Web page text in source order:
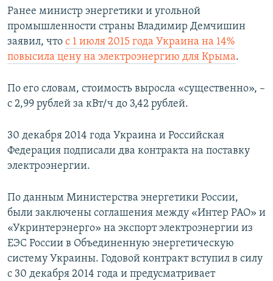
Ранее министр энергетики и угольной
промышленности страны Владимир Демчишин
заявил, что с 1 июля 2015 года Украина на 14%
повысила цену на электроэнергию для Крыма.
По его словам, стоимость выросла «существенно», –
с 2,99 рублей за кВт/ч до 3,42 рублей.
30 декабря 2014 года Украина и Российская
Федерация подписали два контракта на поставку
электроэнергии.
По данным Министерства энергетики России,
были заключены соглашения между «Интер РАО» и
«Укринтерэнерго» на экспорт электроэнергии из
ЕЭС России в Объединенную энергетическую
систему Украины. Годовой контракт вступил в силу
с 30 декабря 2014 года и предусматривает